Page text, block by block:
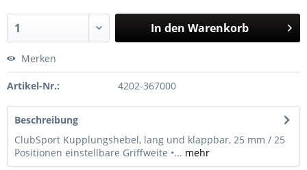
In den Warenkorb
Merken
Artikel-Nr.: 4202-367000
Beschreibung
ClubSport Kupplungshebel, lang und klappbar, 25 mm / 25
Positionen einstellbare Griffweite •... mehr